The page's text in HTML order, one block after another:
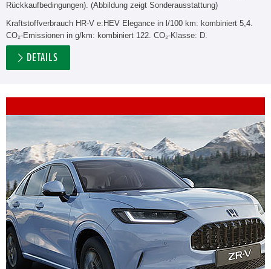
Rückkaufbedingungen). (Abbildung zeigt Sonderausstattung)
Kraftstoffverbrauch HR-V e:HEV Elegance in l/100 km: kombiniert 5,4.
CO₂-Emissionen in g/km: kombiniert 122. CO₂-Klasse: D.
DETAILS